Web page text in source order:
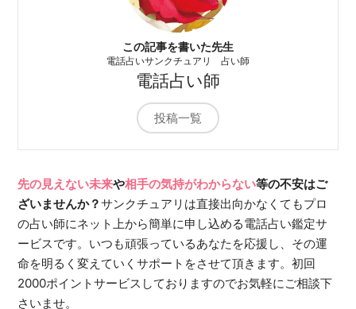
この記事を書いた先生
電話占いサンクチュアリ 占い師
電話占い師
投稿一覧
先の見えない未来や相手の気持がわからない等の不安はご
ざいませんか？サンクチュアリは直接出向かなくてもプロ
の占い師にネット上から簡単に申し込める電話占い鑑定サ
ービスです。いつも頑張っているあなたを応援し、その運
命を明るく変えていくサポートをさせて頂きます。初回
2000ポイントサービスしておりますのでお気軽にご相談下
さいませ。